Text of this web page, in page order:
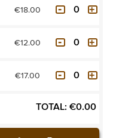
€18.00
€12.00
€17.00
TOTAL: €0.00